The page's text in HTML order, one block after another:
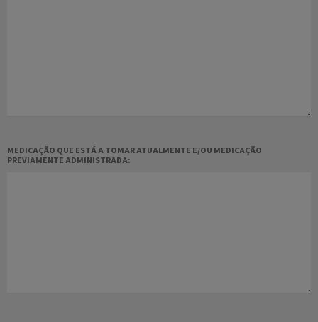
MEDICAÇÃO QUE ESTÁ A TOMAR ATUALMENTE E/OU MEDICAÇÃO
PREVIAMENTE ADMINISTRADA: